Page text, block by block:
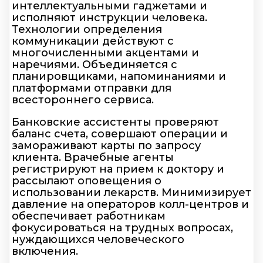
интеллектуальными гаджетами и
исполняют инструкции человека.
Технологии определения
коммуникации действуют с
многочисленными акцентами и
наречиями. Объединяется с
планировщиками, напоминаниями и
платформами отправки для
всестороннего сервиса.
Банковские ассистенты проверяют
баланс счета, совершают операции и
замораживают карты по запросу
клиента. Врачебные агенты
регистрируют на прием к доктору и
рассылают оповещения о
использовании лекарств. Минимизирует
давление на операторов колл-центров и
обеспечивает работникам
фокусироваться на трудных вопросах,
нуждающихся человеческого
включения.